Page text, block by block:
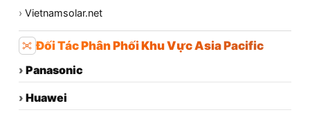
› Vietnamsolar.net
Đối Tác Phân Phối Khu Vực Asia Pacific
› Panasonic
› Huawei